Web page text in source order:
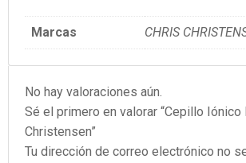
Marcas CHRIS
No hay valoraciones aún.
Sé el primero en valorar “Cepillo Iónico
Christensen”
Tu dirección de correo electrónico no